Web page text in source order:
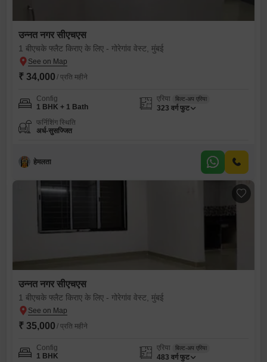
उन्नत नगर सीएचएस
1 बीएचके फ्लैट किराए के लिए - गोरेगांव वेस्ट, मुंबई
₹ 34,000 / प्रति महीने
Config
1 BHK + 1 Bath
एरिया बिल्ट-अप एरिया
323 वर्ग फुट
फर्निशिंग स्थिति
अर्ध-सुसज्जित
हेमलता
उन्नत नगर सीएचएस
1 बीएचके फ्लैट किराए के लिए - गोरेगांव वेस्ट, मुंबई
₹ 35,000 / प्रति महीने
Config
1 BHK
एरिया बिल्ट-अप एरिया
483 वर्ग फुट